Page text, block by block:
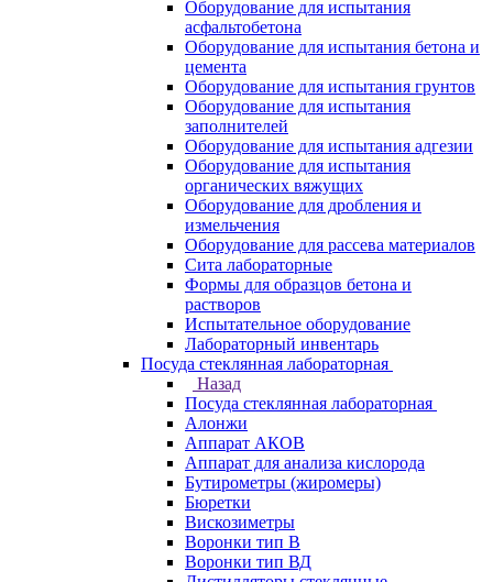
Оборудование для испытания
асфальтобетона
Оборудование для испытания бетона и
цемента
Оборудование для испытания грунтов
Оборудование для испытания
заполнителей
Оборудование для испытания адгезии
Оборудование для испытания
органических вяжущих
Оборудование для дробления и
измельчения
Оборудование для рассева материалов
Сита лабораторные
Формы для образцов бетона и
растворов
Испытательное оборудование
Лабораторный инвентарь
Посуда стеклянная лабораторная
Назад
Посуда стеклянная лабораторная
Алонжи
Аппарат АКОВ
Аппарат для анализа кислорода
Бутирометры (жиромеры)
Бюретки
Вискозиметры
Воронки тип В
Воронки тип ВД